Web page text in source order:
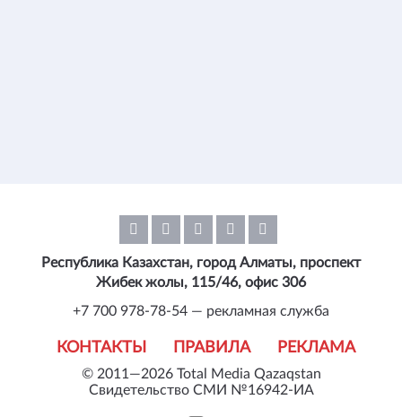
© 2011—2026 Total Media Qazaqstan
Свидетельство СМИ №16942-ИА
КОНТАКТЫ ПРАВИЛА РЕКЛАМА
Республика Казахстан, город Алматы, проспект
Жибек жолы, 115/46, офис 306
+7 700 978-78-54 — рекламная служба